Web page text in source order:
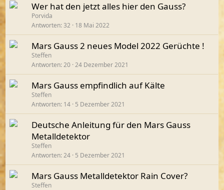
Wer hat den jetzt alles hier den Gauss?
Porvida
Antworten 32 18 Mai 2022
Mars Gauss 2 neues Model 2022 Gerüchte !
Steffen
Antworten 20 24 Dezember 2021
Mars Gauss empfindlich auf Kälte
Steffen
Antworten 14 5 Dezember 2021
Deutsche Anleitung für den Mars Gauss
Metalldetektor
Steffen
Antworten 24 5 Dezember 2021
Mars Gauss Metalldetektor Rain Cover?
Steffen